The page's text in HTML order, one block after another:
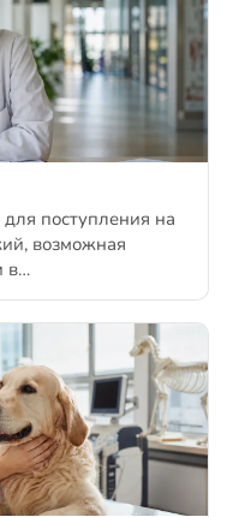
поступления на
возможная
в…